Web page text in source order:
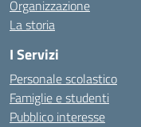
Organizzazione
La storia
I Servizi
Personale scolastico
Famiglie e studenti
Pubblico interesse